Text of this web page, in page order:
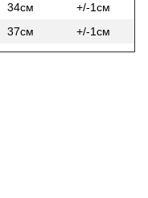
34см
+/-1см
37см +/-1см